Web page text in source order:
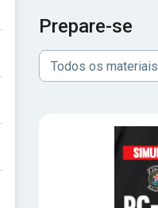
Prepare-se
Todos os materiais